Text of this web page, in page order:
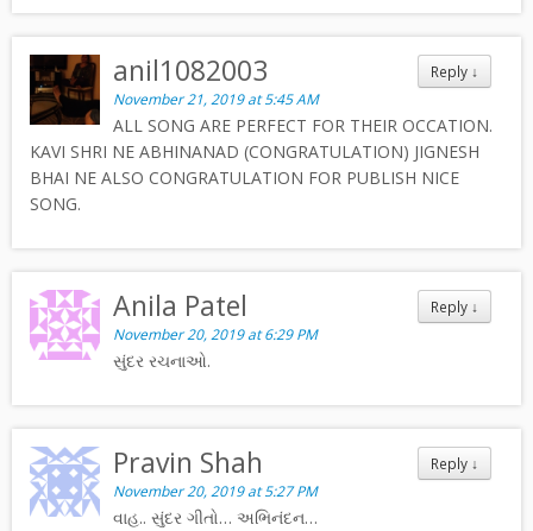
Reply ↓
anil1082003
November 21, 2019 at 5:45 AM
ALL SONG ARE PERFECT FOR THEIR OCCATION.
KAVI SHRI NE ABHINANAD (CONGRATULATION) JIGNESH
BHAI NE ALSO CONGRATULATION FOR PUBLISH NICE
SONG.
Reply ↓
Anila Patel
November 20, 2019 at 6:29 PM
સુંદર રચનાઓ.
Reply ↓
Pravin Shah
November 20, 2019 at 5:27 PM
વાહ.. સુંદર ગીતો… અભિનંદન…